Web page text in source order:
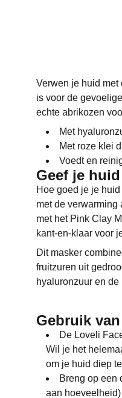
Verwen je huid
is voor de
echte abrikozen
Met
Met roze klei
Voedt en
Geef je
Hoe goed je je
met de verwarming
met het Pink Clay
kant-en-klaar voor
Dit masker
fruitzuren uit
hyaluronzuur en
Gebruik
De Loveli
Wil je het
om je huid diep
Breng op een
aan